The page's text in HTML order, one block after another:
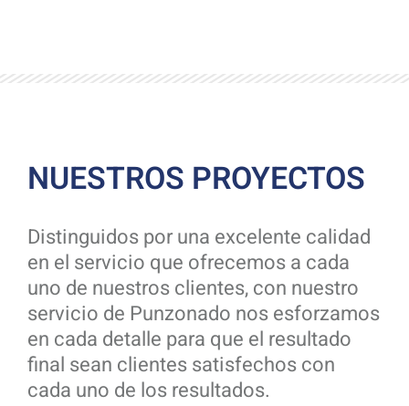
NUESTROS PROYECTOS
Distinguidos por una excelente calidad
en el servicio que ofrecemos a cada
uno de nuestros clientes, con nuestro
servicio de Punzonado nos esforzamos
en cada detalle para que el resultado
final sean clientes satisfechos con
cada uno de los resultados.